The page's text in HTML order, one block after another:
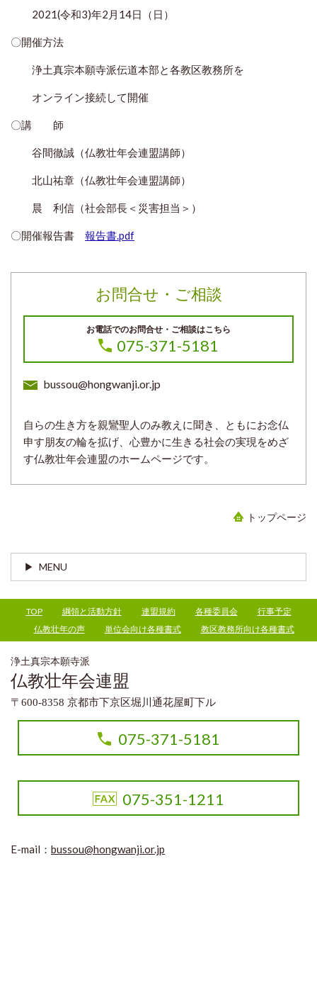
2021(令和3)年2月14日（日）
〇開催方法
浄土真宗本願寺派伝道本部と各教区教務所を
オンライン接続して開催
〇講 師
谷間徹誠（仏教壮年会連盟講師）
北山祐章（仏教壮年会連盟講師）
晨 利信（社会部長＜災害担当＞）
〇開催報告書 報告書.pdf
お問合せ・ご相談
お電話でのお問合せ・ご相談はこちら
075-371-5181
bussou@hongwanji.or.jp
自らの生き方を親鸞聖人のみ教えに聞き、ともにお念仏
申す朋友の輪を拡げ、心豊かに生きる社会の実現をめざ
す仏教壮年会連盟のホームページです。
トップページ
MENU
TOP 綱領と活動方針 連盟規約 各種委員会
行事予定
仏教壮年の声
単位会向け各種書式 教区教務所向け各種書式
浄土真宗本願寺派
仏教壮年会連盟
〒600-8358 京都市下京区堀川通花屋町下ル
075-371-5181
075-351-1211
E-mail： bussou@hongwanji.or.jp